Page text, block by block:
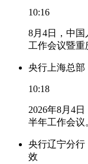
10:16
8月4日，中
工作会议暨重
央行上海总部
10:18
2026年8月4
半年工作会议
央行辽宁分行
效